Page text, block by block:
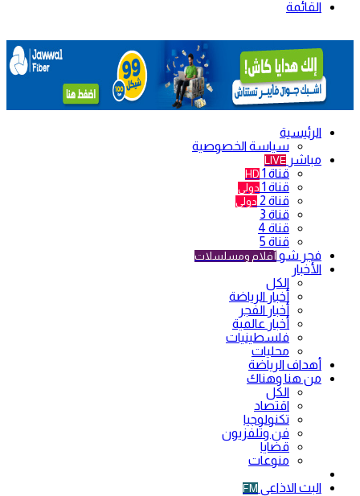
القائمة
الرئيسية
سياسة الخصوصية
مباشر LIVE
قناة 1 HD
قناة 1 دولي
قناة 2 دولي
قناة 3
قناة 4
قناة 5
فجر شو أفلام ومسلسلات
الأخبار
الكل
أخبار الرياضة
أخبار الفجر
أخبار عالمية
فلسطينيات
محليات
أهداف الرياضة
من هنا وهناك
الكل
اقتصاد
تكنولوجيا
فن وتلفزيون
قضايا
منوعات
البث الاذاعي FM